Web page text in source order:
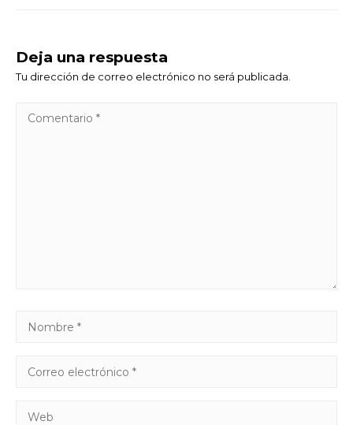
Deja una respuesta
Tu dirección de correo electrónico no será publicada.